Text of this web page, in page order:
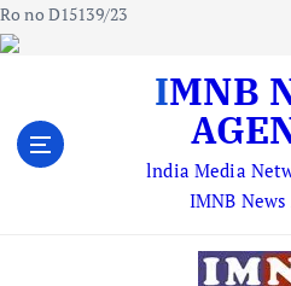
Ro no D15139/23
IMNB NEWS
lndia Media
IMNB News